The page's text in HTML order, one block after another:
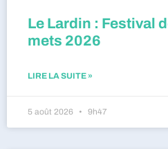
Le Lardin : Festival
mets 2026
LIRE LA SUITE »
5 août 2026 9h47